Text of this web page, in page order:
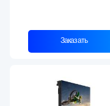
Заказать